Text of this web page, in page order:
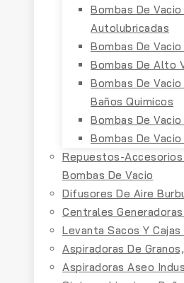
Bombas De
Autolubricadas
Bombas De
Bombas De Alto
Bombas De
Baños Quimicos
Bombas De Vacio
Bombas De
Repuestos-
Bombas De Vacio
Difusores De Aire
Centrales
Levanta Sacos Y Cajas
Aspiradoras De
Aspiradoras Aseo